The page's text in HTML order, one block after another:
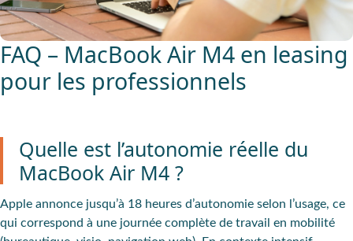
FAQ – MacBook Air M4 en leasing
pour les professionnels
Quelle est l’autonomie réelle du
MacBook Air M4 ?
Apple annonce jusqu’à 18 heures d’autonomie selon l’usage, ce
qui correspond à une journée complète de travail en mobilité